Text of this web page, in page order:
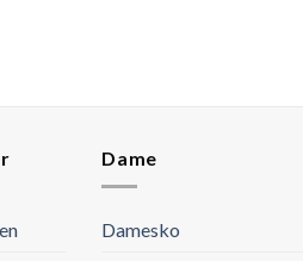
Dame
Damesko